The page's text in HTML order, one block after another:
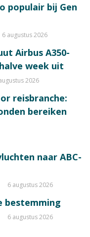
populair bij Gen
6 augustus 2026
Airbus A350-
week uit
2026
reisbranche:
bereiken
naar ABC-
6 augustus 2026
bestemming
6 augustus 2026